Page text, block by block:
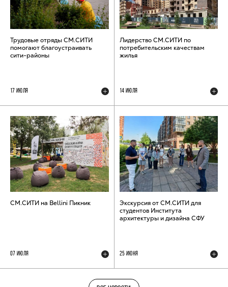
Трудовые отряды СМ.СИТИ
помогают благоустраивать
сити-районы
17 ИЮЛЯ
Лидерство СМ.СИТИ по
потребительским качествам
жилья
14 ИЮЛЯ
СМ.СИТИ на Bellini Пикник
07 ИЮЛЯ
Экскурсия от СМ.СИТИ для
студентов Института
архитектуры и дизайна СФУ
25 ИЮНЯ